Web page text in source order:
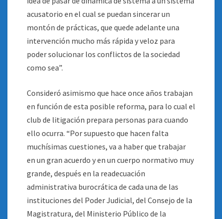
acusatorio en el cual se puedan sincerar un
montón de prácticas, que quede adelante una
intervención mucho más rápida y veloz para
poder solucionar los conflictos de la sociedad
como sea”.
Consideró asimismo que hace once años trabajan
en función de esta posible reforma, para lo cual el
club de litigación prepara personas para cuando
ello ocurra. “Por supuesto que hacen falta
muchísimas cuestiones, va a haber que trabajar
en un gran acuerdo y en un cuerpo normativo muy
grande, después en la readecuación
administrativa burocrática de cada una de las
instituciones del Poder Judicial, del Consejo de la
Magistratura, del Ministerio Público de la